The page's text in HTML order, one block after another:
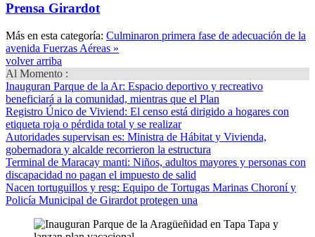
Prensa Girardot
Más en esta categoría: Culminaron primera fase de adecuación de la
avenida Fuerzas Aéreas »
volver arriba
Al Momento :
Inauguran Parque de la Ar: Espacio deportivo y recreativo
beneficiará a la comunidad, mientras que el Plan
Registro Único de Viviend: El censo está dirigido a hogares con
etiqueta roja o pérdida total y se realizar
Autoridades supervisan es: Ministra de Hábitat y Vivienda,
gobernadora y alcalde recorrieron la estructura
Terminal de Maracay manti: Niños, adultos mayores y personas con
discapacidad no pagan el impuesto de salid
Nacen tortuguillos y resg: Equipo de Tortugas Marinas Choroní y
Policía Municipal de Girardot protegen una